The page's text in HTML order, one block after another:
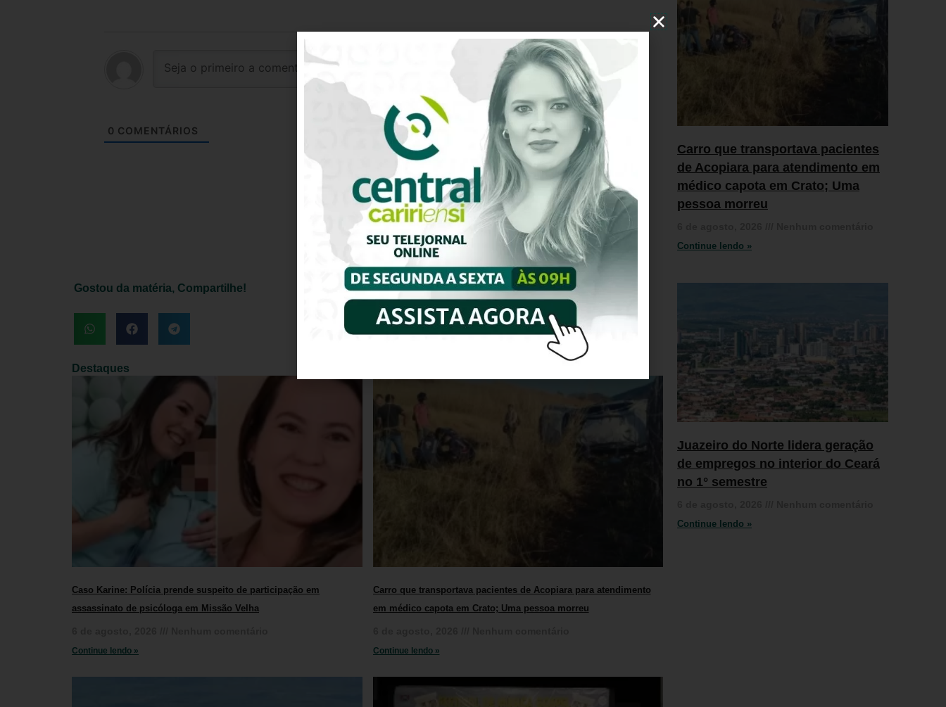
0 COMENTÁRIOS
Gostou da matéria, Compartilhe!
Destaques
Caso Karine: Polícia prende suspeito de participação em
assassinato de psicóloga em Missão Velha
Continue lendo »
Carro que transportava pacientes de Acopiara para atendimento
em médico capota em Crato; Uma pessoa morreu
Continue lendo »
Carro que transportava pacientes
de Acopiara para atendimento em
médico capota em Crato; Uma
pessoa morreu
Continue lendo »
Juazeiro do Norte lidera geração
de empregos no interior do Ceará
no 1° semestre
Continue lendo »